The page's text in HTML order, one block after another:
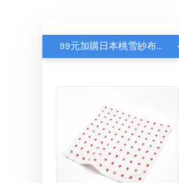
99元加購日本桃雪紗布方巾